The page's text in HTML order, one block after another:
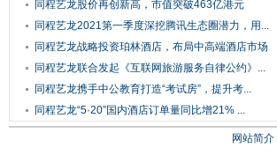
同程艺龙股价再创新高，市值突破463亿港元
同程艺龙2021第一季度深挖腾讯生态圈潜力，用...
同程艺龙战略投资珀林酒店，布局中高端酒店市场
同程艺龙联合发起《互联网旅游服务自律公约》...
同程艺龙携手中公教育打造“考试房”，提升考...
同程艺龙“5·20”国内酒店订单量同比增21% ...
网站简介|